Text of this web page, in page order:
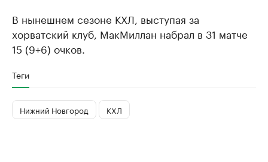
В нынешнем сезоне КХЛ, выступая за
хорватский клуб, МакМиллан набрал в 31 матче
15 (9+6) очков.
Теги
Нижний Новгород КХЛ